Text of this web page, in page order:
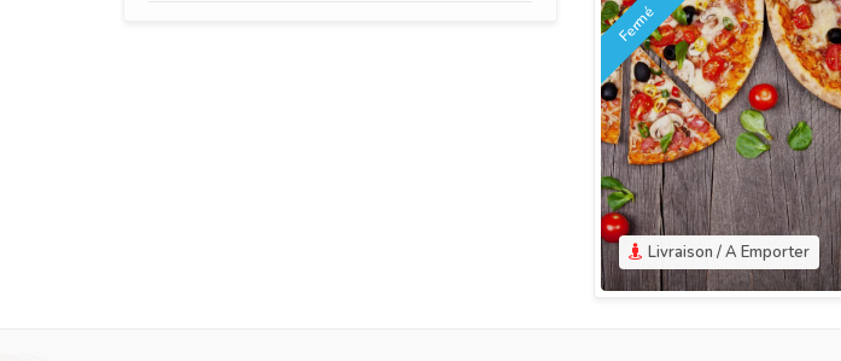
Livraison / A Emporter
Fermé